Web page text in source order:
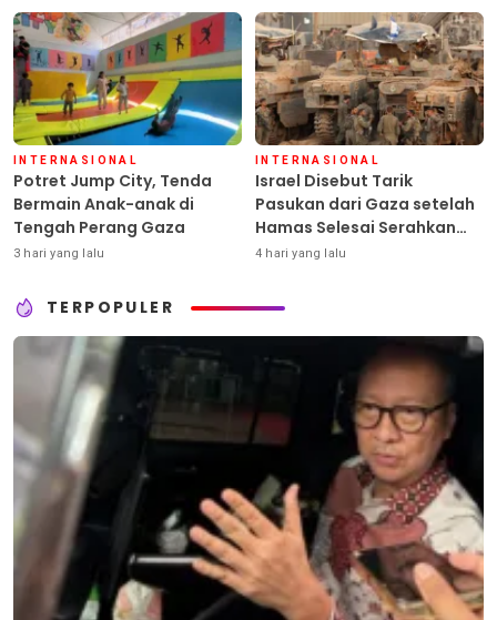
INTERNASIONAL
Potret Jump City, Tenda
Bermain Anak-anak di
Tengah Perang Gaza
3 hari yang lalu
INTERNASIONAL
Israel Disebut Tarik
Pasukan dari Gaza setelah
Hamas Selesai Serahkan
Senjata
4 hari yang lalu
TERPOPULER